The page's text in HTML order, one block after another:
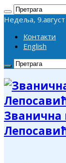
Недеља,
Контакти
English
Званична